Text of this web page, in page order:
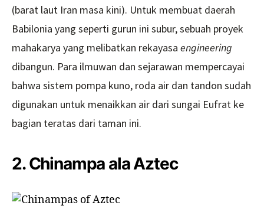
(barat laut Iran masa kini). Untuk membuat daerah
Babilonia yang seperti gurun ini subur, sebuah proyek
mahakarya yang melibatkan rekayasa engineering
dibangun. Para ilmuwan dan sejarawan mempercayai
bahwa sistem pompa kuno, roda air dan tandon sudah
digunakan untuk menaikkan air dari sungai Eufrat ke
bagian teratas dari taman ini.
2. Chinampa ala Aztec